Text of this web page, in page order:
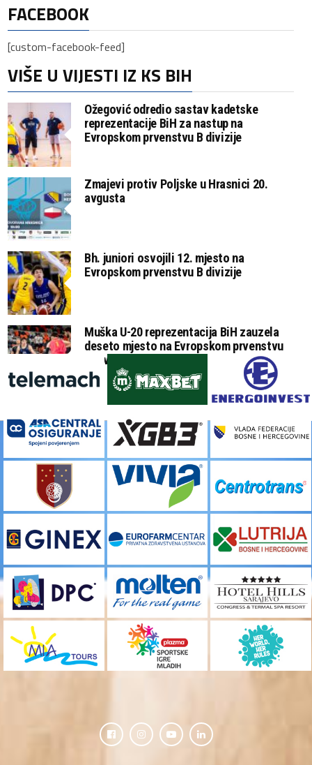
FACEBOOK
[custom-facebook-feed]
VIŠE U VIJESTI IZ KS BIH
Ožegović odredio sastav kadetske
reprezentacije BiH za nastup na
Evropskom prvenstvu B divizije
Zmajevi protiv Poljske u Hrasnici 20.
avgusta
Bh. juniori osvojili 12. mjesto na
Evropskom prvenstvu B divizije
Muška U-20 reprezentacija BiH zauzela
deseto mjesto na Evropskom prvenstvu
B divizije